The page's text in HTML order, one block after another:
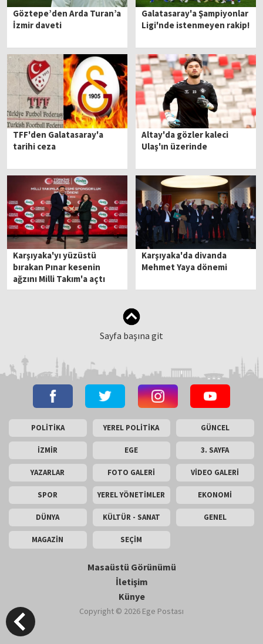
Göztepe’den Arda Turan’a
İzmir daveti
Galatasaray'a Şampiyonlar
Ligi'nde istenmeyen rakip!
TFF'den Galatasaray'a
tarihi ceza
Altay'da gözler kaleci
Ulaş'ın üzerinde
Karşıyaka'yı yüzüstü
bırakan Pınar kesenin
ağzını Milli Takım'a açtı
Karşıyaka'da divanda
Mehmet Yaya dönemi
Sayfa başına git
POLİTİKA YEREL POLİTİKA GÜNCEL
İZMİR EGE 3. SAYFA
YAZARLAR FOTO GALERİ VİDEO GALERİ
SPOR YEREL YÖNETİMLER EKONOMİ
DÜNYA KÜLTÜR - SANAT GENEL
MAGAZİN SEÇİM
Masaüstü Görünümü
İletişim
Künye
Copyright © 2026 Ege Postası